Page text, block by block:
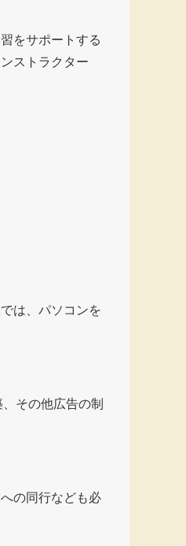
をサポートする
ストラクター
は、パソコンを
その他広告の制
の同行なども必